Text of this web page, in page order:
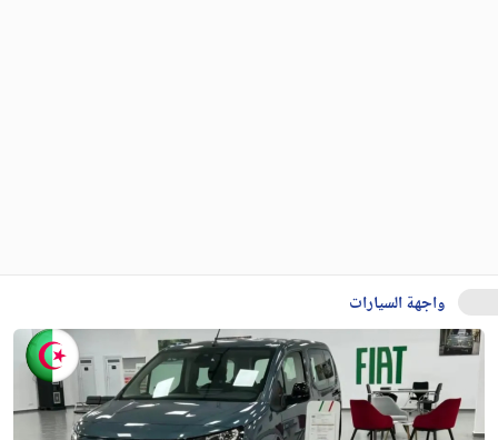
واجهة السيارات